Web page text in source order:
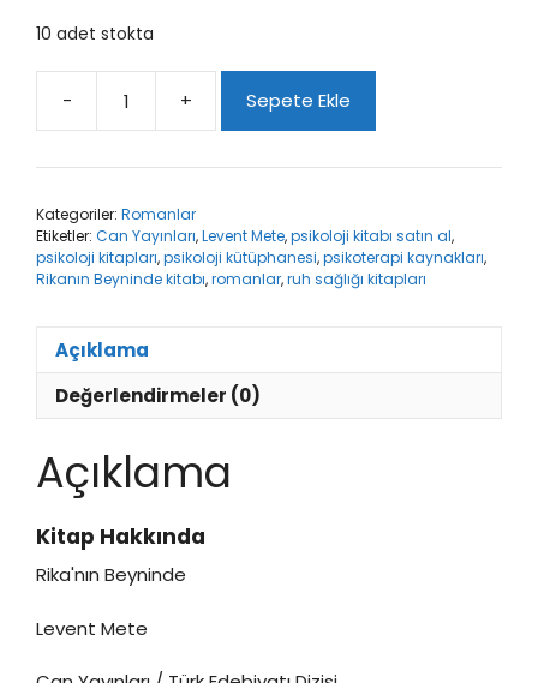
10 adet stokta
-
Rikanın
Beyninde
adet
+ Sepete Ekle
Kategoriler: Romanlar
Etiketler: Can Yayınları,Levent Mete,psikoloji kitabı satın al,
psikoloji kitapları,psikoloji kütüphanesi,psikoterapi kaynakları,
Rikanın Beyninde kitabı,romanlar,ruh sağlığı kitapları
Açıklama
Değerlendirmeler (0)
Açıklama
Kitap Hakkında
Rika'nın Beyninde
Levent Mete